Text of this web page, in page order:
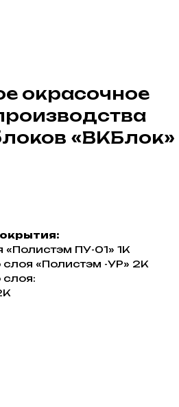
окрасочное
«ВКБлок»
«Полистэм ПУ-01» 1К
«Полистэм -УР» 2К